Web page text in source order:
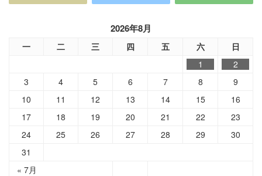
2026年8月
一 二 三 四 五 六 日
« 7月
1
2
3
4 5 6 7 8
9
10
11 12 13 14 15
16
17
18 19 20 21 22
23
24
25 26 27 28 29
30
31